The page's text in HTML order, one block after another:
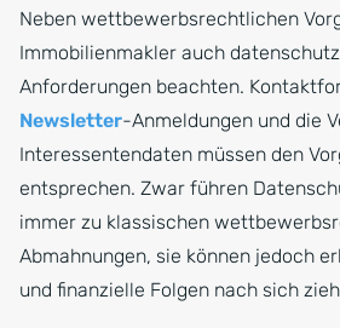
Neben wettbewerbsrechtlichen
Immobilienmakler auch
Anforderungen beachten.
Newsletter-Anmeldungen und die
Interessentendaten müssen den
entsprechen. Zwar führen
immer zu klassischen
Abmahnungen, sie können jedoch
und finanzielle Folgen nach sich